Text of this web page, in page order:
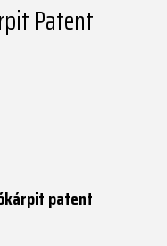
Patent
patent